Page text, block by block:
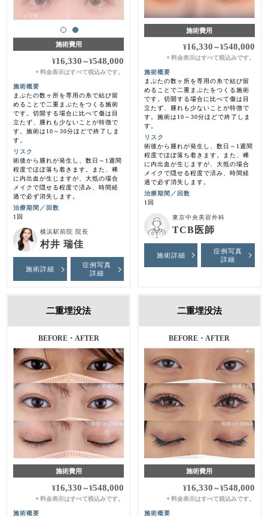
施術費用
¥16,330 ～¥548,000
＊料金表示はすべて税込みです。
施術概要
まぶたの数ヶ所を専用の糸で結び留
めることで二重まぶたをつくる施術
です。切開する場合に比べて傷は目
立たず、腫れも少ないことが特徴で
す。施術は10～30分ほどで終了しま
す。
リスク
術後から腫れが発生し、数日～1週間
程度でほぼ落ち着きます。また、稀
に内出血が生じますが、大抵の場合
メイクで隠せる程度で済み、時間経
過で必ず消失します。
治療期間／回数
1回
横浜駅前院 院長
村井 瑞佳
施術詳細
症例写真
詳細
施術費用
¥16,330 ～¥548,000
＊ 料金表示はすべて税込みです。
施術概要
まぶたの数ヶ所を専用の糸で結び留
めることで二重まぶたをつくる施術
です。切開する場合に比べて傷は目
立たず、腫れも少ないことが特徴で
す。施術は10～30分ほどで終了しま
す。
リスク
術後から腫れが発生し、数日～1週間
程度でほぼ落ち着きます。また、稀
に内出血が生じますが、大抵の場合
メイクで隠せる程度で済み、時間経
過で必ず消失します。
治療期間／回数
1回
東京中央美容外科
TCB医師
施術詳細
症例写真
詳細
二重埋没法
BEFORE・AFTER
施術費用
¥16,330 ～¥548,000
＊料金表示はすべて税込みです。
施術概要
二重埋没法
BEFORE・AFTER
施術費用
¥16,330 ～¥548,000
＊ 料金表示はすべて税込みです。
施術概要